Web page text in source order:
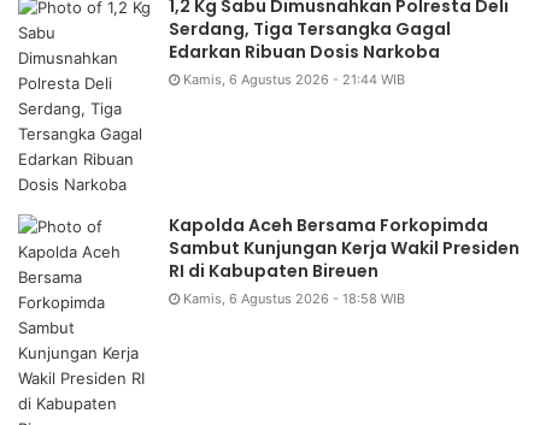
1,2 Kg Sabu Dimusnahkan Polresta Deli
Serdang, Tiga Tersangka Gagal
Edarkan Ribuan Dosis Narkoba
Kamis, 6 Agustus 2026 - 21:44 WIB
Kapolda Aceh Bersama Forkopimda
Sambut Kunjungan Kerja Wakil Presiden
RI di Kabupaten Bireuen
Kamis, 6 Agustus 2026 - 18:58 WIB